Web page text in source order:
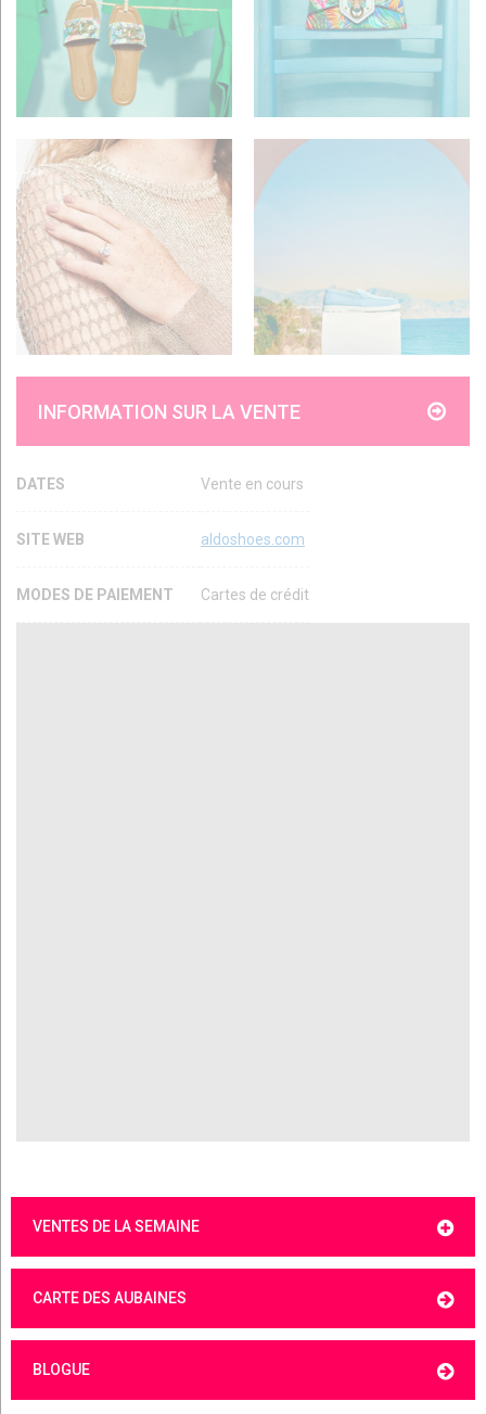
INFORMATION SUR LA VENTE
DATES Vente en cours
SITE WEB aldoshoes.com
MODES DE PAIEMENT Cartes de crédit
VENTES DE LA SEMAINE
CARTE DES AUBAINES
BLOGUE